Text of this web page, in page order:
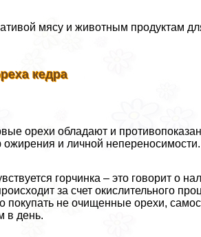
мясу и животным продуктам
кедра
орехи обладают и
и личной непереносимости.
горчинка – это говорит о
за счет окислительного
покупать не очищенные орехи,
в день.